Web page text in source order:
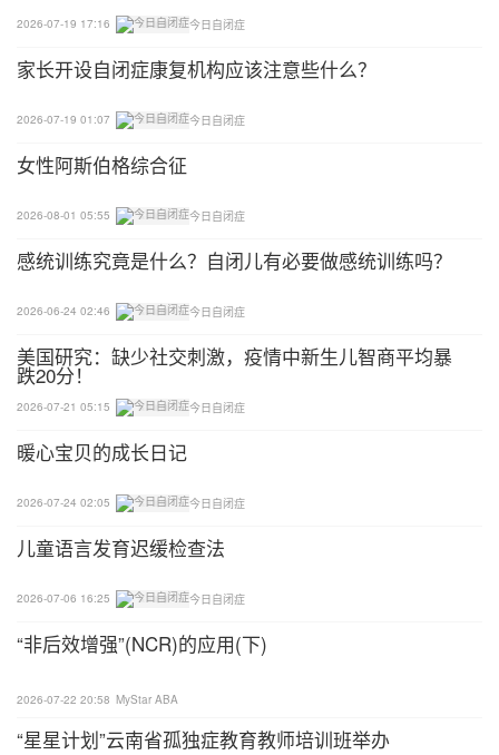
或广泛性发育障碍，具有与孤独症同样的社会交往障
的区别在于此病没有明显的语言和智能障碍。
【2】克罗恩病：一种原因不明的肠道炎症性疾病，
临床表现为腹痛、腹泻、肠梗阻，伴有发热、营养障
2026-07-19 17:16 今日自闭症
家长开设自闭症康复机构应该注意些什么？
2026-07-19 01:07 今日自闭症
女性阿斯伯格综合征
2026-08-01 05:55 今日自闭症
感统训练究竟是什么？自闭儿有必要做感统训练吗？
2026-06-24 02:46 今日自闭症
美国研究：缺少社交刺激，疫情中新生儿智商平均暴
跌20分！
2026-07-21 05:15 今日自闭症
暖心宝贝的成长日记
2026-07-24 02:05 今日自闭症
儿童语言发育迟缓检查法
2026-07-06 16:25 今日自闭症
“非后效增强”(NCR)的应用(下)
2026-07-22 20:58 MyStar ABA
“星星计划”云南省孤独症教育教师培训班举办